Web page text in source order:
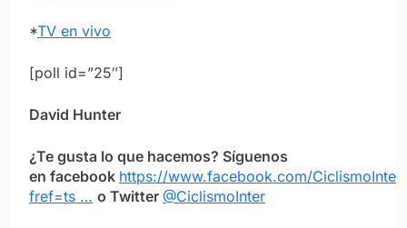
*TV en vivo
[poll id=”25″]
David Hunter
¿Te gusta lo que hacemos? Síguenos
en facebook https://www.facebook.com/
fref=ts … o Twitter @CiclismoInter